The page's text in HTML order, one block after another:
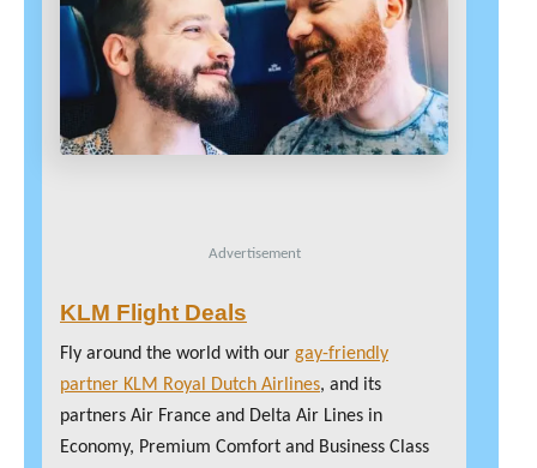
Advertisement
KLM Flight Deals
Fly around the world with our gay-friendly
partner KLM Royal Dutch Airlines, and its
partners Air France and Delta Air Lines in
Economy, Premium Comfort and Business Class